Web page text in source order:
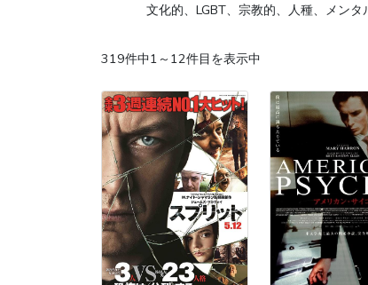
文化的、LGBT、宗教的、人種、メン
319件中1～12件目を表示中